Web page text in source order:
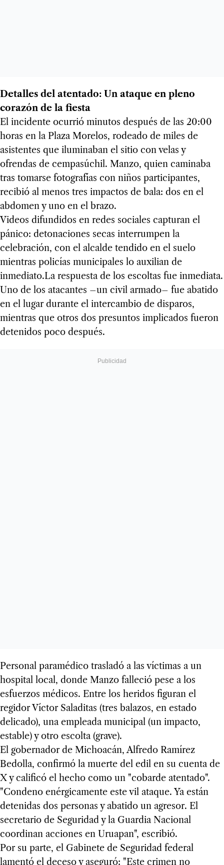
Detalles del atentado: Un ataque en pleno
corazón de la fiesta
El incidente ocurrió minutos después de las 20:00
horas en la Plaza Morelos, rodeado de miles de
asistentes que iluminaban el sitio con velas y
ofrendas de cempasúchil. Manzo, quien caminaba
tras tomarse fotografías con niños participantes,
recibió al menos tres impactos de bala: dos en el
abdomen y uno en el brazo.
Videos difundidos en redes sociales capturan el
pánico: detonaciones secas interrumpen la
celebración, con el alcalde tendido en el suelo
mientras policías municipales lo auxilian de
inmediato.La respuesta de los escoltas fue inmediata.
Uno de los atacantes –un civil armado– fue abatido
en el lugar durante el intercambio de disparos,
mientras que otros dos presuntos implicados fueron
detenidos poco después.
Personal paramédico trasladó a las víctimas a un
hospital local, donde Manzo falleció pese a los
esfuerzos médicos. Entre los heridos figuran el
regidor Víctor Saladitas (tres balazos, en estado
delicado), una empleada municipal (un impacto,
estable) y otro escolta (grave).
El gobernador de Michoacán, Alfredo Ramírez
Bedolla, confirmó la muerte del edil en su cuenta de
X y calificó el hecho como un "cobarde atentado".
"Condeno enérgicamente este vil ataque. Ya están
detenidas dos personas y abatido un agresor. El
secretario de Seguridad y la Guardia Nacional
coordinan acciones en Uruapan", escribió.
Por su parte, el Gabinete de Seguridad federal
lamentó el deceso y aseguró: "Este crimen no